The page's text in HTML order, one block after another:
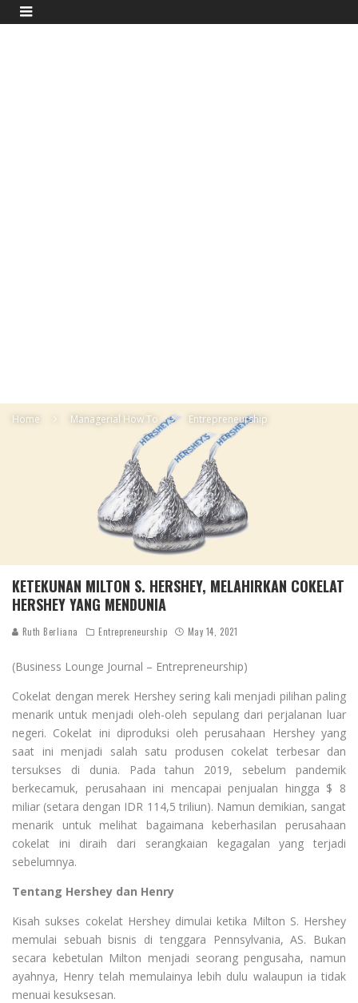
Home Managerial How To Entrepreneurship
KETEKUNAN MILTON S. HERSHEY, MELAHIRKAN COKELAT
HERSHEY YANG MENDUNIA
Ruth Berliana Entrepreneurship May 14, 2021
(Business Lounge Journal – Entrepreneurship)
Cokelat dengan merek Hershey sering kali menjadi pilihan paling
menarik untuk menjadi oleh-oleh sepulang dari perjalanan luar
negeri. Cokelat ini diproduksi oleh perusahaan Hershey yang
saat ini menjadi salah satu produsen cokelat terbesar dan
tersukses di dunia. Pada tahun 2019, sebelum pandemik
berkecamuk, perusahaan ini mencapai penjualan hingga $ 8
miliar (setara dengan IDR 114,5 triliun). Namun demikian, sangat
menarik untuk melihat bagaimana keberhasilan perusahaan
cokelat ini diraih dari serangkaian kegagalan yang terjadi
sebelumnya.
Tentang Hershey dan Henry
Kisah sukses cokelat Hershey dimulai ketika Milton S. Hershey
memulai sebuah bisnis di tenggara Pennsylvania, AS. Bukan
secara kebetulan Milton menjadi seorang pengusaha, namun
ayahnya, Henry telah memulainya lebih dulu walaupun ia tidak
menuai kesuksesan.